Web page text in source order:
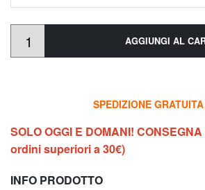
AGGIUNGI AL
SPEDIZIONE
SOLO OGGI E DOMANI!
ordini superiori a 30€)
INFO PRODOTTO